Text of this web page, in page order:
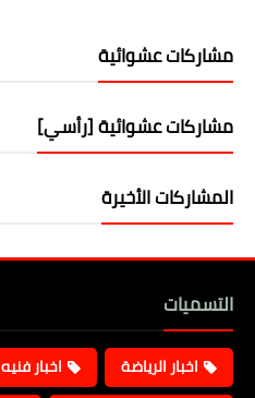
مشاركات عشوائية
مشاركات عشوائية [رأسي]
المشاركات الأخيرة
التسميات
اخبار الرياضة اخبار فنيه